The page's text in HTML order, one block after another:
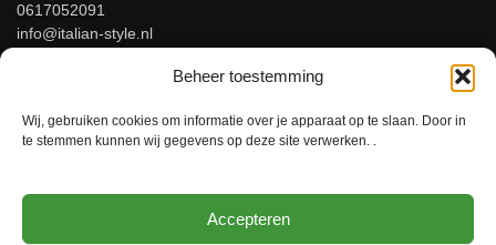
Beheer toestemming
Wij, gebruiken cookies om informatie over je apparaat op te slaan. Door in
te stemmen kunnen wij gegevens op deze site verwerken. .
Accepteren
0617052091
info@italian-style.nl
BTW: NL866816483B01
Beoordeel ons op Google!